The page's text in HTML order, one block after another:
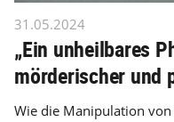
31.05.2024
„Ein unheilbares
mörderischer und
Wie die Manipulation